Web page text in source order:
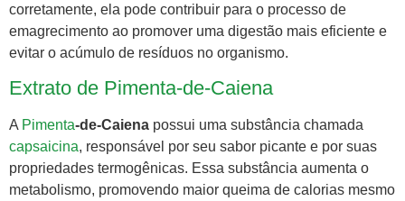
corretamente, ela pode contribuir para o processo de
emagrecimento ao promover uma digestão mais eficiente e
evitar o acúmulo de resíduos no organismo.
Extrato de Pimenta-de-Caiena
A Pimenta-de-Caiena possui uma substância chamada
capsaicina, responsável por seu sabor picante e por suas
propriedades termogênicas. Essa substância aumenta o
metabolismo, promovendo maior queima de calorias mesmo